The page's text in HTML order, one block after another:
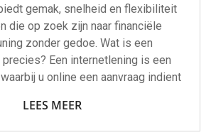
gemak, snelheid en flexibiliteit
die op zoek zijn naar financiële
zonder gedoe. Wat is een
Een internetlening is een
u online een aanvraag indient
LEES MEER